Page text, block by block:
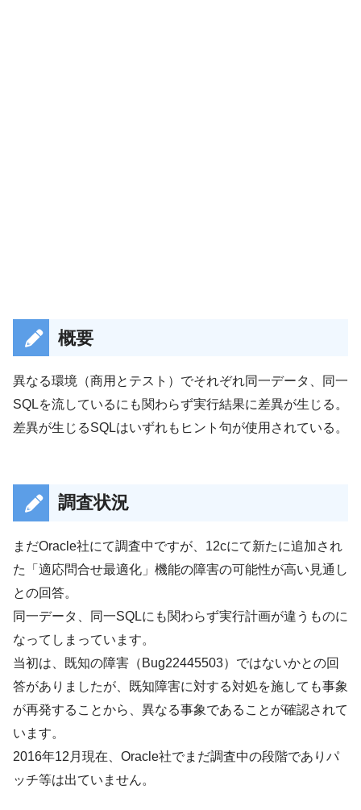
概要
異なる環境（商用とテスト）でそれぞれ同一データ、同一
SQLを流しているにも関わらず実行結果に差異が生じる。
差異が生じるSQLはいずれもヒント句が使用されている。
調査状況
まだOracle社にて調査中ですが、12cにて新たに追加され
た「適応問合せ最適化」機能の障害の可能性が高い見通し
との回答。
同一データ、同一SQLにも関わらず実行計画が違うものに
なってしまっています。
当初は、既知の障害（Bug22445503）ではないかとの回
答がありましたが、既知障害に対する対処を施しても事象
が再発することから、異なる事象であることが確認されて
います。
2016年12月現在、Oracle社でまだ調査中の段階でありパ
ッチ等は出ていません。